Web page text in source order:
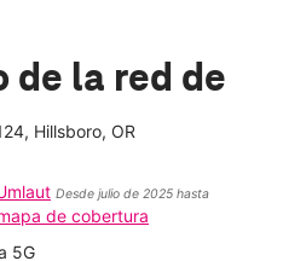
de la red de
, Hillsboro, OR
Desde julio de 2025 hasta
de cobertura
5G